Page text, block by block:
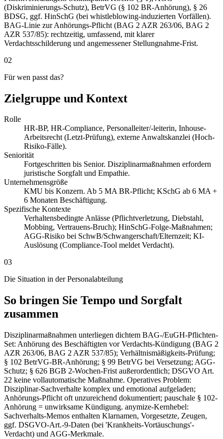
(Diskriminierungs-Schutz), BetrVG (§ 102 BR-Anhörung), § 26
BDSG, ggf. HinSchG (bei whistleblowing-induzierten Vorfällen).
BAG-Linie zur Anhörungs-Pflicht (BAG 2 AZR 263/06, BAG 2
AZR 537/85): rechtzeitig, umfassend, mit klarer
Verdachtsschilderung und angemessener Stellungnahme-Frist.
02
Für wen passt das?
Zielgruppe und Kontext
Rolle
HR-BP, HR-Compliance, Personalleiter/-leiterin, Inhouse-
Arbeitsrecht (Letzt-Prüfung), externe Anwaltskanzlei (Hoch-
Risiko-Fälle).
Seniorität
Fortgeschritten bis Senior. Disziplinarmaßnahmen erfordern
juristische Sorgfalt und Empathie.
Unternehmensgröße
KMU bis Konzern. Ab 5 MA BR-Pflicht; KSchG ab 6 MA +
6 Monaten Beschäftigung.
Spezifische Kontexte
Verhaltensbedingte Anlässe (Pflichtverletzung, Diebstahl,
Mobbing, Vertrauens-Bruch); HinSchG-Folge-Maßnahmen;
AGG-Risiko bei SchwB/Schwangerschaft/Elternzeit; KI-
Auslösung (Compliance-Tool meldet Verdacht).
03
Die Situation in der Personalabteilung
So bringen Sie Tempo und Sorgfalt
zusammen
Disziplinarmaßnahmen unterliegen dichtem BAG-/EuGH-Pflichten-
Set: Anhörung des Beschäftigten vor Verdachts-Kündigung (BAG 2
AZR 263/06, BAG 2 AZR 537/85); Verhältnismäßigkeits-Prüfung;
§ 102 BetrVG-BR-Anhörung; § 99 BetrVG bei Versetzung; AGG-
Schutz; § 626 BGB 2-Wochen-Frist außerordentlich; DSGVO Art.
22 keine vollautomatische Maßnahme. Operatives Problem:
Disziplinar-Sachverhalte komplex und emotional aufgeladen;
Anhörungs-Pflicht oft unzureichend dokumentiert; pauschale § 102-
Anhörung = unwirksame Kündigung. anymize-Kernhebel:
Sachverhalts-Memos enthalten Klarnamen, Vorgesetzte, Zeugen,
ggf. DSGVO-Art.-9-Daten (bei 'Krankheits-Vortäuschungs'-
Verdacht) und AGG-Merkmale.